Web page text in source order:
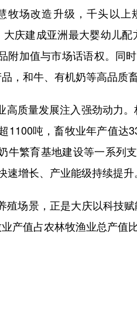
牧场改造升级，千头以
庆建成亚洲最大婴幼儿
加值与市场话语权。同
，和牛、有机奶等高品质
量发展注入强劲动力。
1100吨，畜牧业年产值
繁育基地建设等一系列
增长、产业能级持续提升。
场景，正是大庆以科技
产值占农林牧渔业总产值